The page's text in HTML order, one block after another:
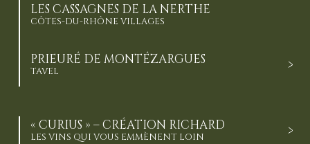
LES CASSAGNES DE LA NERTHE
CÔTES-DU-RHÔNE VILLAGES
PRIEURÉ DE MONTÉZARGUES
TAVEL
« CURIUS » – CRÉATION RICHARD
LES VINS QUI VOUS EMMÈNENT LOIN